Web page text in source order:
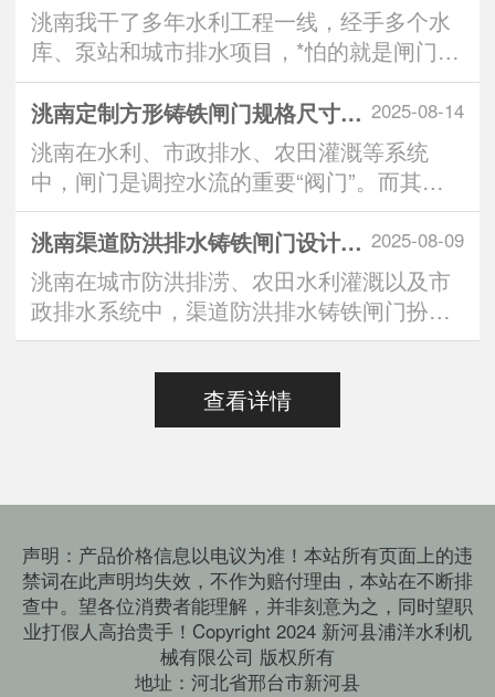
洮南我干了多年水利工程一线，经手多个水
库、泵站和城市排水项目，*怕的就是闸门一
关，水从缝···
2025-08-14
洮南定制方形铸铁闸门规格尺寸：匹配工程需求的智慧之选
洮南在水利、市政排水、农田灌溉等系统
中，闸门是调控水流的重要“阀门”。而其
中，“定制方形铸铁闸···
2025-08-09
洮南渠道防洪排水铸铁闸门设计标准：安全与效能的双重有助于维持
洮南在城市防洪排涝、农田水利灌溉以及市
政排水系统中，渠道防洪排水铸铁闸门扮演
着“水路守门人”的···
查看详情
声明：产品价格信息以电议为准！本站所有页面上的违
禁词在此声明均失效，不作为赔付理由，本站在不断排
查中。望各位消费者能理解，并非刻意为之，同时望职
业打假人高抬贵手！Copyright 2024 新河县浦洋水利机
械有限公司 版权所有
地址：河北省邢台市新河县